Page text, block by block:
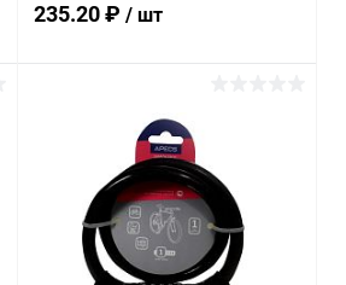
235.20 ₽/ шт
В корзину
Купить в 1 клик Сравнение
В избранное В наличии